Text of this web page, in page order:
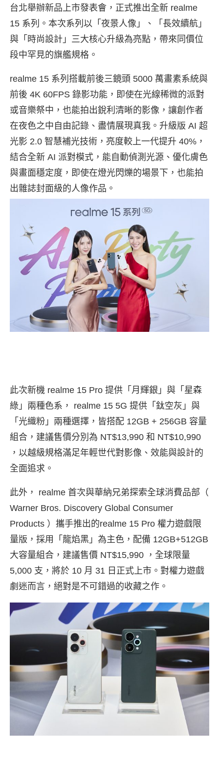
台北舉辦新品上市發表會，正式推出全新 realme
15 系列。本次系列以「夜景人像」、「長效續航」
與「時尚設計」三大核心升級為亮點，帶來同價位
段中罕見的旗艦規格。
realme 15 系列搭載前後三鏡頭 5000 萬畫素系統與
前後 4K 60FPS 錄影功能，即使在光線稀微的派對
或音樂祭中，也能拍出銳利清晰的影像，讓創作者
在夜色之中自由記錄、盡情展現真我。升級版 AI 超
光影 2.0 智慧補光技術，亮度較上一代提升 40%，
結合全新 AI 派對模式，能自動偵測光源、優化膚色
與畫面穩定度，即使在燈光閃爍的場景下，也能拍
出雜誌封面級的人像作品。
此次新機 realme 15 Pro 提供「月輝銀」與「星森
綠」兩種色系， realme 15 5G 提供「鈦空灰」與
「光織粉」兩種選擇，皆搭配 12GB + 256GB 容量
組合，建議售價分別為 NT$13,990 和 NT$10,990
，以越級規格滿足年輕世代對影像、效能與設計的
全面追求。
此外， realme 首次與華納兄弟探索全球消費品部（
Warner Bros. Discovery Global Consumer
Products ）攜手推出的realme 15 Pro 權力遊戲限
量版，採用「龍焰黑」為主色，配備 12GB+512GB
大容量組合，建議售價 NT$15,990 ，全球限量
5,000 支，將於 10 月 31 日正式上市。對權力遊戲
劇迷而言，絕對是不可錯過的收藏之作。